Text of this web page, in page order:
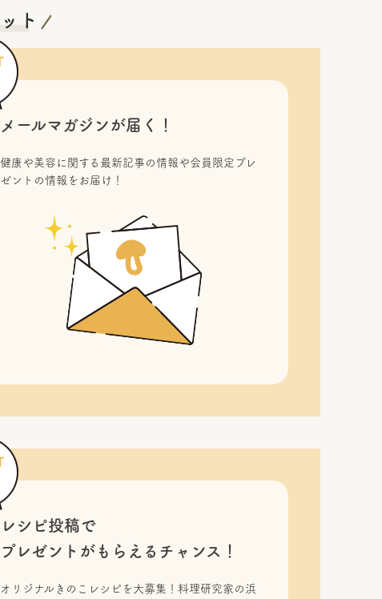
メールマガジンが届く！
健康や美容に関する最新記事の情報や会員限定プレ
ゼントの情報をお届け！
レシピ投稿で
プレゼントがもらえるチャンス！
オリジナルきのこレシピを大募集！料理研究家の浜